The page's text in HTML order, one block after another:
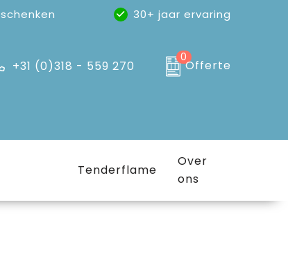
30+ jaar ervaring
+31 (0)318 - 559 270
0
Offerte
Tenderflame
Over
ons